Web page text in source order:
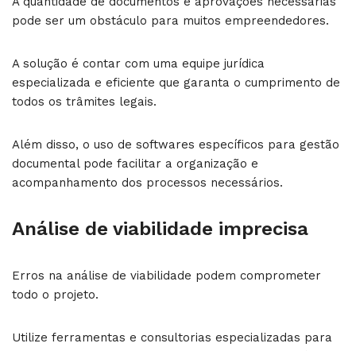
pode ser um obstáculo para muitos empreendedores.
A solução é contar com uma equipe jurídica
especializada e eficiente que garanta o cumprimento de
todos os trâmites legais.
Além disso, o uso de softwares específicos para gestão
documental pode facilitar a organização e
acompanhamento dos processos necessários.
Análise de viabilidade imprecisa
Erros na análise de viabilidade podem comprometer
todo o projeto.
Utilize ferramentas e consultorias especializadas para